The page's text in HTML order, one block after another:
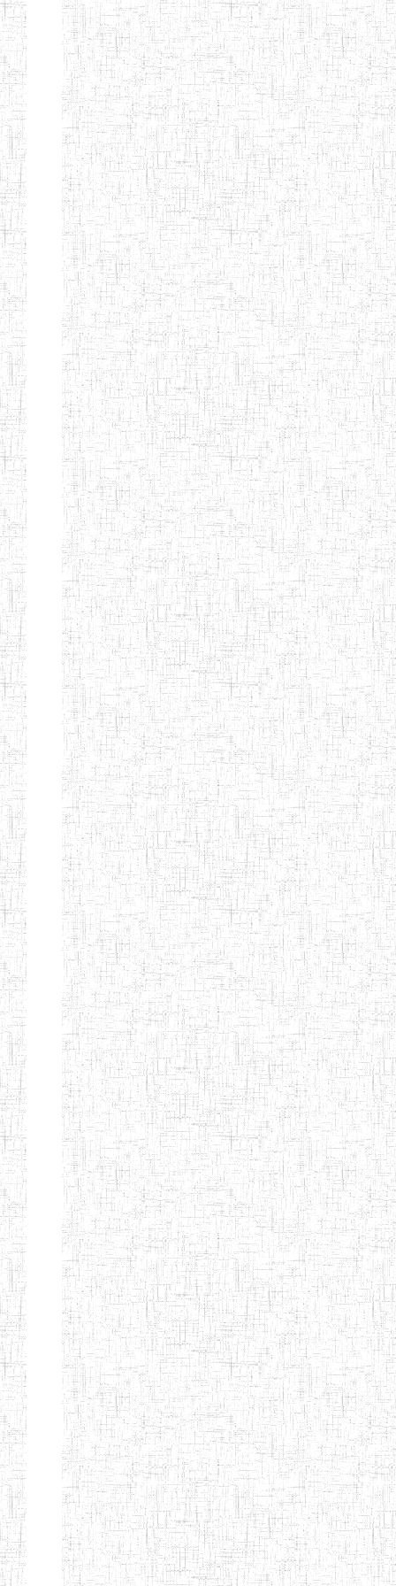
TTC TATUM
ST PIUS X
TECHNICAL
TEACHER
TRAINING
COLLEGE
TATUM
01/08/2000 ENIET
NIGHTINGALE
TEACHER
TRAINING
COLLEGE
20/08/2013 ENIEG
CHRIST THE
KING TEACHER
TRAINING
COLLEGE
04/08/2010 ENIEG
ITCIG SENTTI 14/02/2007 ENIEG
CAMEROON
INCLUSIVE
SPECIAL
EDUCATION
TEACHERS'
TRAINING AND
EMPOWERMENT
PROGRAMME
(CISETTEP)
27/08/2015 ENIEG
ALBERT
TEACHERS'
TRAINING
INSTITUTE
CAMEROUN
(A.T.T.I.C)
27/08/2015 ENIEG
NACHO
TECHNICAL
TEACHER
TRAINING
INSTITUTE
12/08/2010 ENIET
SAINT
ANDREW'S BTTC
28/12/2007 ENIEG
MODEL
INCLUSIVE
BILINGUAL
TEACHER
TRAINING
INSTITUTE
08/09/2015 ENIEG
CEFED/SPED/TTI
SANTA
17/11/2008 ENIEG
PTTC MBENGWI 06/08/1990 ENIEG
FULL GOSPEL
BTTC MBENGWI
02/10/1998 ENIEG